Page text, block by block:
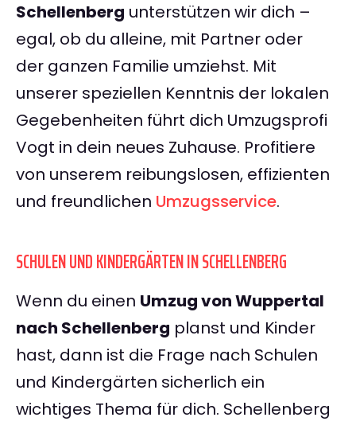
Schellenberg unterstützen wir dich –
egal, ob du alleine, mit Partner oder
der ganzen Familie umziehst. Mit
unserer speziellen Kenntnis der lokalen
Gegebenheiten führt dich Umzugsprofi
Vogt in dein neues Zuhause. Profitiere
von unserem reibungslosen, effizienten
und freundlichen Umzugsservice.
SCHULEN UND KINDERGÄRTEN IN SCHELLENBERG
Wenn du einen Umzug von Wuppertal
nach Schellenberg planst und Kinder
hast, dann ist die Frage nach Schulen
und Kindergärten sicherlich ein
wichtiges Thema für dich. Schellenberg